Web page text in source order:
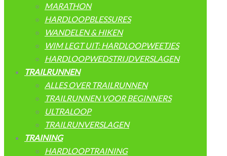
MARATHON
HARDLOOPBLESSURES
WANDELEN & HIKEN
WIM LEGT UIT: HARDLOOPWEETJES
HARDLOOPWEDSTRIJDVERSLAGEN
TRAILRUNNEN
ALLES OVER TRAILRUNNEN
TRAILRUNNEN VOOR BEGINNERS
ULTRALOOP
TRAILRUNVERSLAGEN
TRAINING
HARDLOOPTRAINING